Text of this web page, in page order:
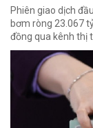
Phiên giao dịch
bơm ròng 23.067
đồng qua kênh thị